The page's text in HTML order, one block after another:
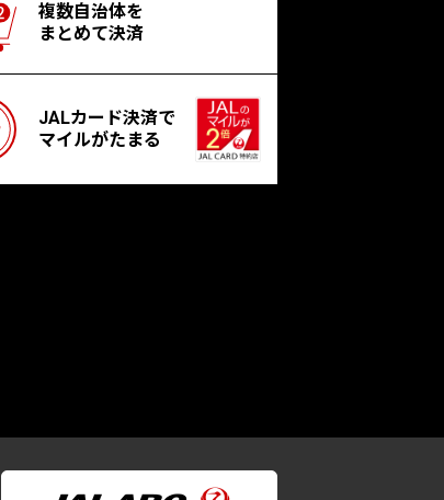
複数自治体を
まとめて決済
JALカード決済で
マイルがたまる